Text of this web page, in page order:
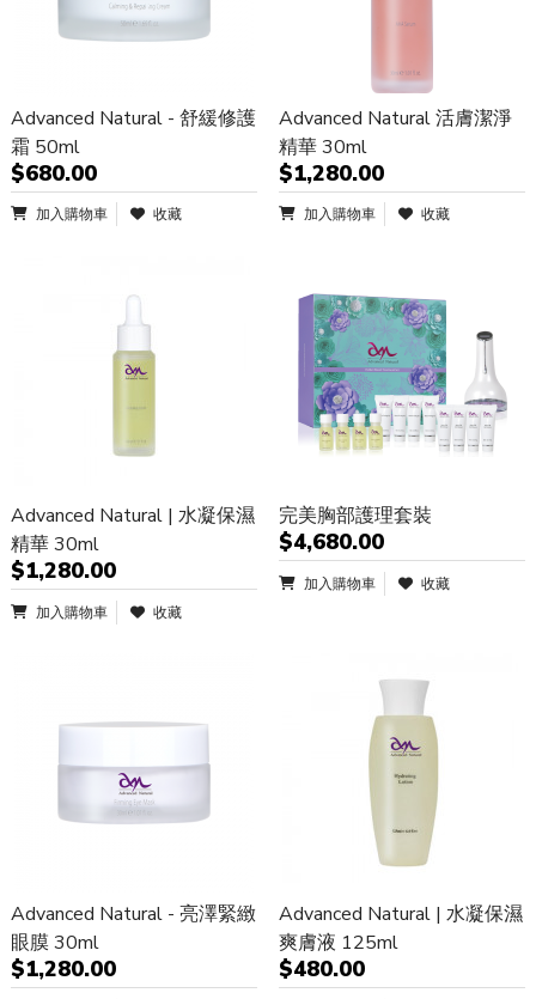
Advanced Natural - 舒緩修護
霜 50ml
$680.00
加入購物車 收藏
Advanced Natural 活膚潔淨
精華 30ml
$1,280.00
加入購物車 收藏
Advanced Natural | 水凝保濕
精華 30ml
$1,280.00
加入購物車 收藏
完美胸部護理套裝
$4,680.00
加入購物車 收藏
Advanced Natural - 亮澤緊緻
眼膜 30ml
$1,280.00
Advanced Natural | 水凝保濕
爽膚液 125ml
$480.00